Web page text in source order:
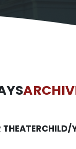
CHILD/